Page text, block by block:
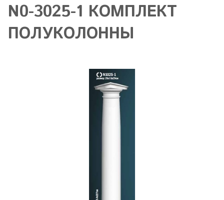
N0-3025-1 КОМПЛЕКТ
ПОЛУКОЛОННЫ